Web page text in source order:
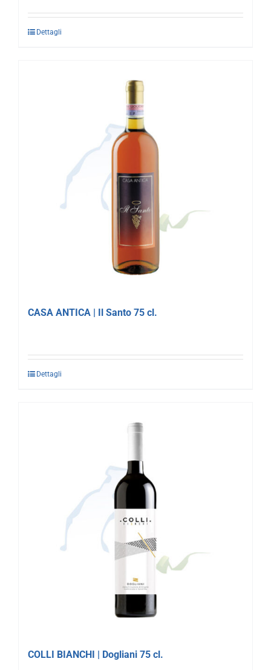
Dettagli
CASA ANTICA | Il Santo 75 cl.
Dettagli
COLLI BIANCHI | Dogliani 75 cl.